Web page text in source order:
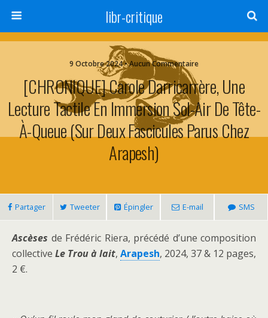
libr-critique
9 Octobre 2024 • Aucun Commentaire
[CHRONIQUE] Carole Darricarrère, Une
Lecture Tactile En Immersion Sol-Air De Tête-
À-Queue (sur Deux Fascicules Parus Chez
Arapesh)
Partager Tweeter Épingler E-mail SMS
Ascèses de Frédéric Riera, précédé d’une composition
collective Le Trou à lait, Arapesh, 2024, 37 & 12 pages,
2 €.